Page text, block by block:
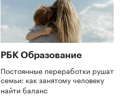
РБК Образование
Постоянные переработки рушат
семьи: как занятому человеку
найти баланс